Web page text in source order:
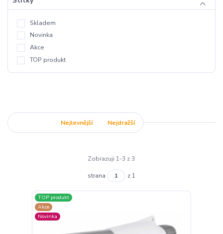
Skladem
Novinka
Akce
TOP produkt
Nejlevnější Nejdražší
Zobrazuji 1-3 z 3
strana z 1
TOP produkt
Akce
Novinka